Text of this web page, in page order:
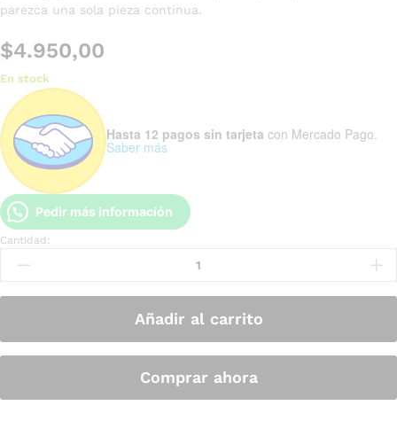
parezca una sola pieza continua.
$4.950,00
En stock
Hasta 12 pagos sin tarjeta con Mercado Pago.
Saber más
Pedir más información
Cantidad:
Añadir al carrito
Comprar ahora